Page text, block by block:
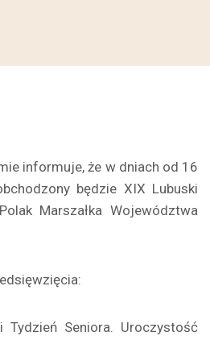
informuje, że w dniach od 16
będzie XIX Lubuski
Marszałka Województwa
Seniora. Uroczystość